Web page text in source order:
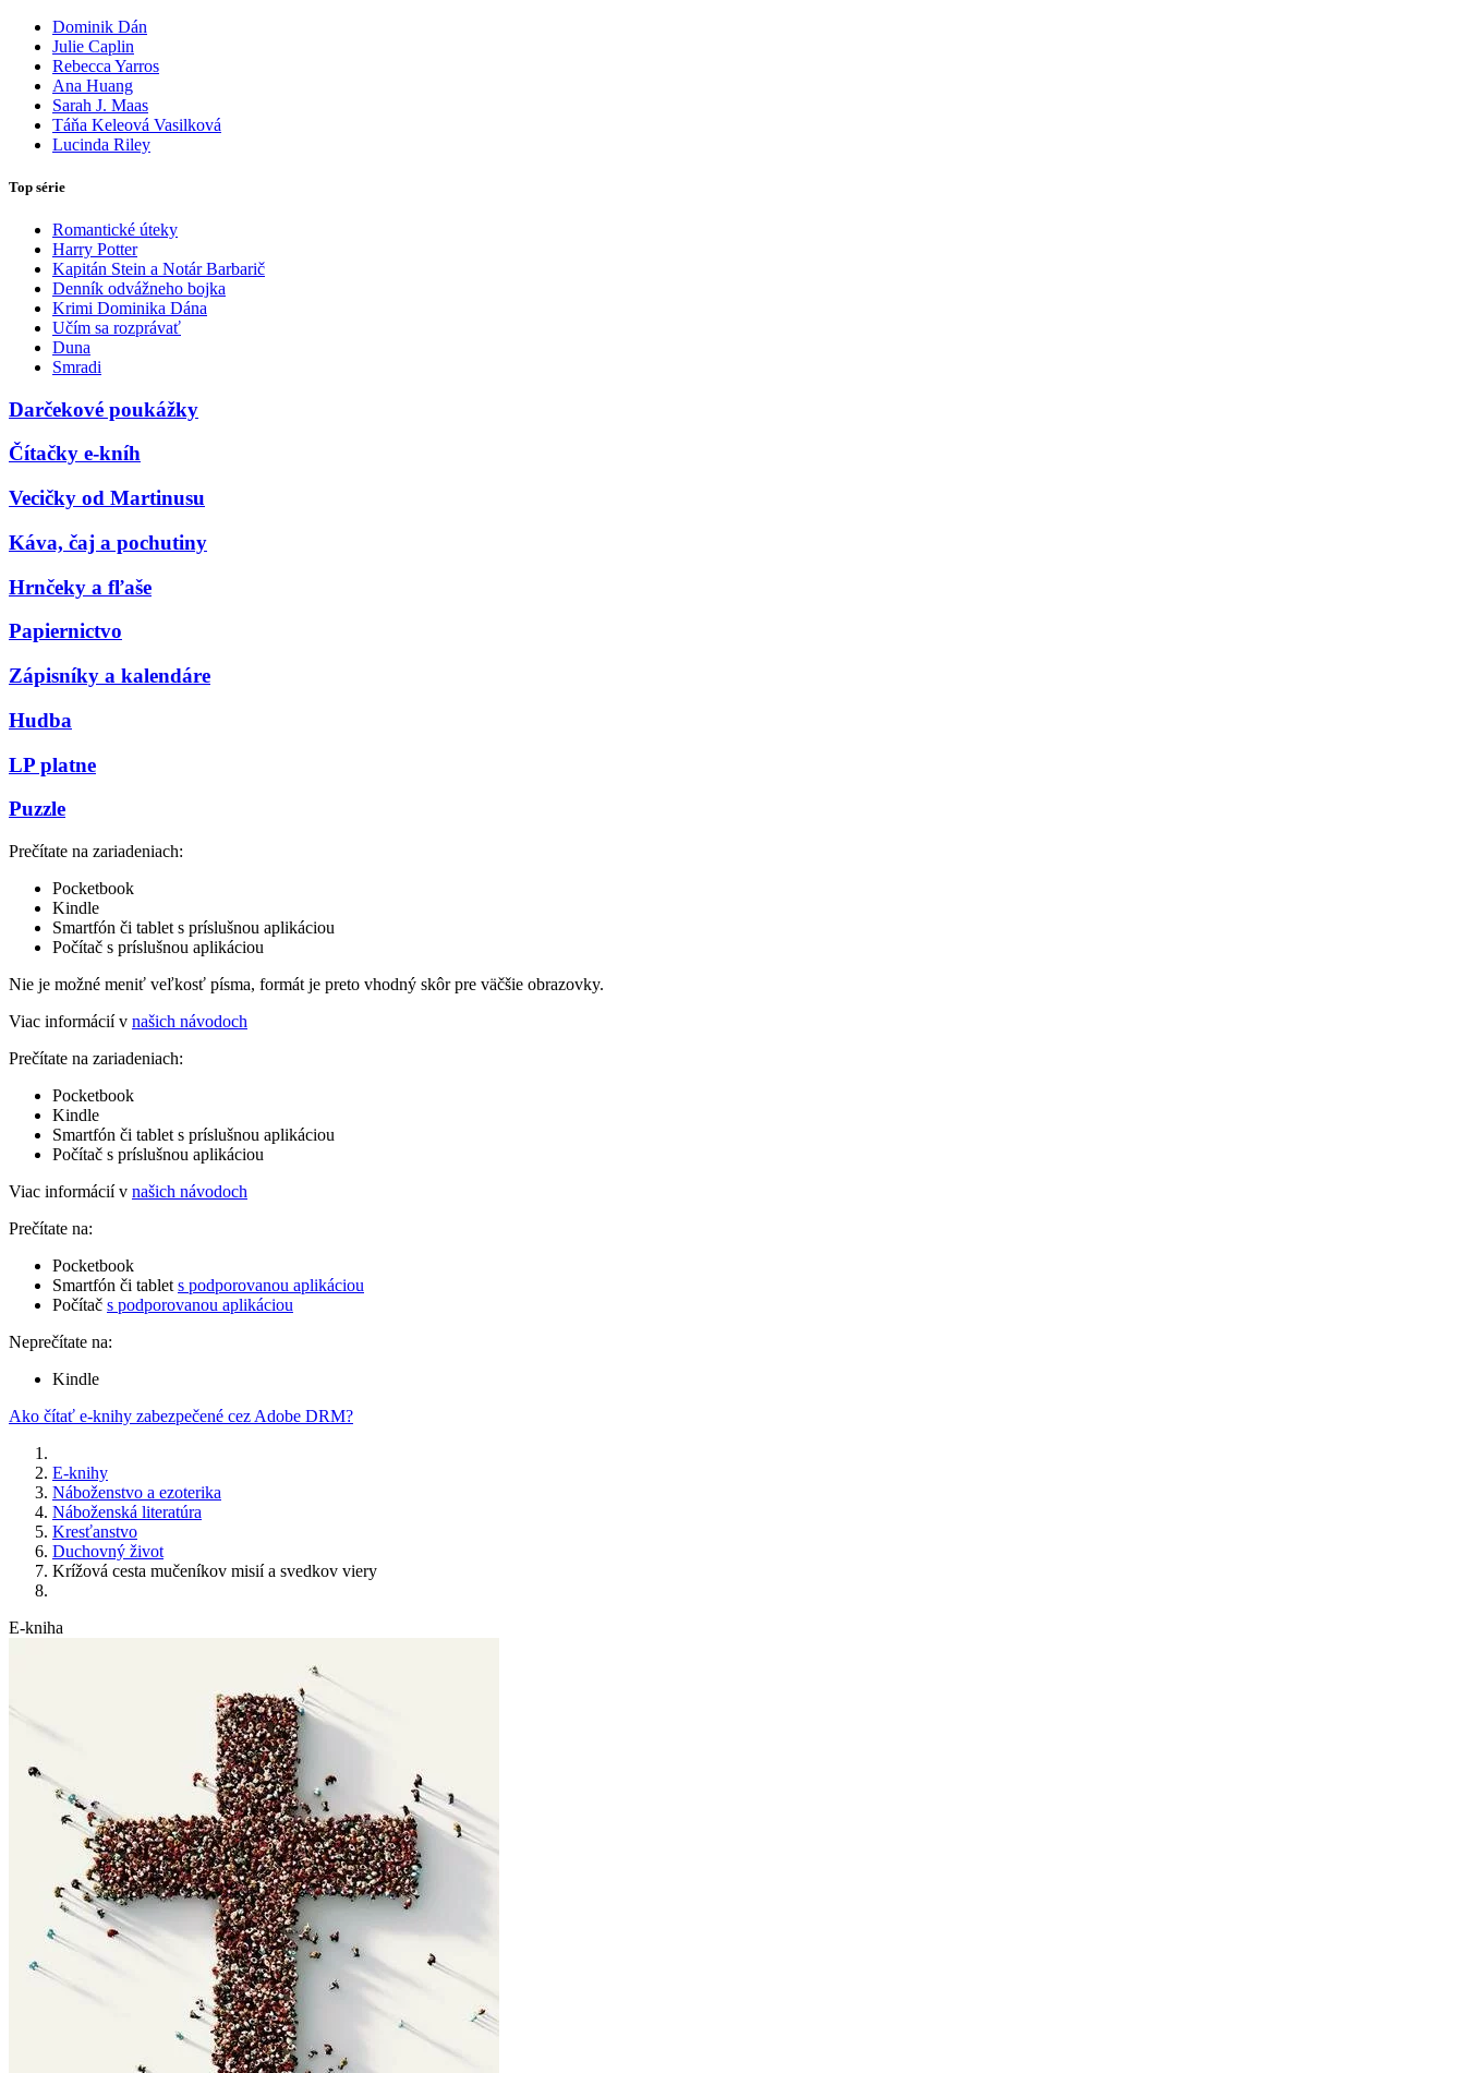
Dominik Dán
Julie Caplin
Rebecca Yarros
Ana Huang
Sarah J. Maas
Táňa Keleová Vasilková
Lucinda Riley
Top série
Romantické úteky
Harry Potter
Kapitán Stein a Notár Barbarič
Denník odvážneho bojka
Krimi Dominika Dána
Učím sa rozprávať
Duna
Smradi
Darčekové poukážky
Čítačky e-kníh
Vecičky od Martinusu
Káva, čaj a pochutiny
Hrnčeky a fľaše
Papiernictvo
Zápisníky a kalendáre
Hudba
LP platne
Puzzle
Prečítate na zariadeniach:
Pocketbook
Kindle
Smartfón či tablet s príslušnou aplikáciou
Počítač s príslušnou aplikáciou
Nie je možné meniť veľkosť písma, formát je preto vhodný skôr pre väčšie obrazovky.
Viac informácií v našich návodoch
Prečítate na zariadeniach:
Pocketbook
Kindle
Smartfón či tablet s príslušnou aplikáciou
Počítač s príslušnou aplikáciou
Viac informácií v našich návodoch
Prečítate na:
Pocketbook
Smartfón či tablet s podporovanou aplikáciou
Počítač s podporovanou aplikáciou
Neprečítate na:
Kindle
Ako čítať e-knihy zabezpečené cez Adobe DRM?
E-knihy
Náboženstvo a ezoterika
Náboženská literatúra
Kresťanstvo
Duchovný život
Krížová cesta mučeníkov misií a svedkov viery
E-kniha